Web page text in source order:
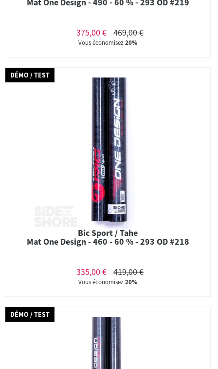
375,00 € 469,00 €
Vous économisez20%
DÉMO / TEST
Bic Sport / Tahe
Mat One Design - 460 - 60 % - 293 OD #218
335,00 € 419,00 €
Vous économisez20%
DÉMO / TEST